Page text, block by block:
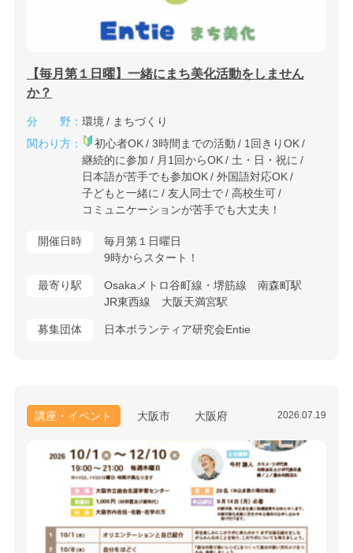
【毎月第１日曜】一緒にまち美化活動をしません
か？
分 野： 環境
まちづくり
関わり方：
初心者OK 3時間までの活動
1回きりOK
継続的に参加
月1回からOK
土・日・祝に
日本語が苦手でも参加OK
外国語対応OK
子どもと一緒に
友人同士で
高校生可
コミュニケーションが苦手でも大丈夫！
開催日時
毎月第１日曜日
9時からスタート！
最寄り駅
Osakaメトロ谷町線・堺筋線 南森町駅
JR東西線 大阪天満宮駅
募集団体 日本ボランティア研究会Entie
講座・イベント 大阪市 大阪府 2026.07.19